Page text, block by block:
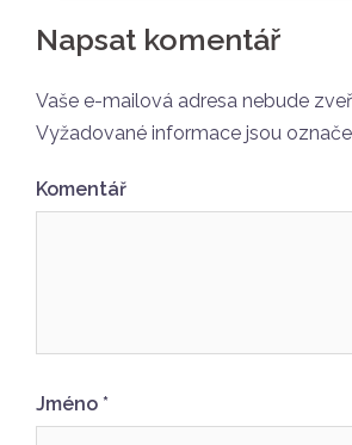
Napsat komentář
Vaše e-mailová adresa nebude
Vyžadované informace jsou
Komentář
Jméno *